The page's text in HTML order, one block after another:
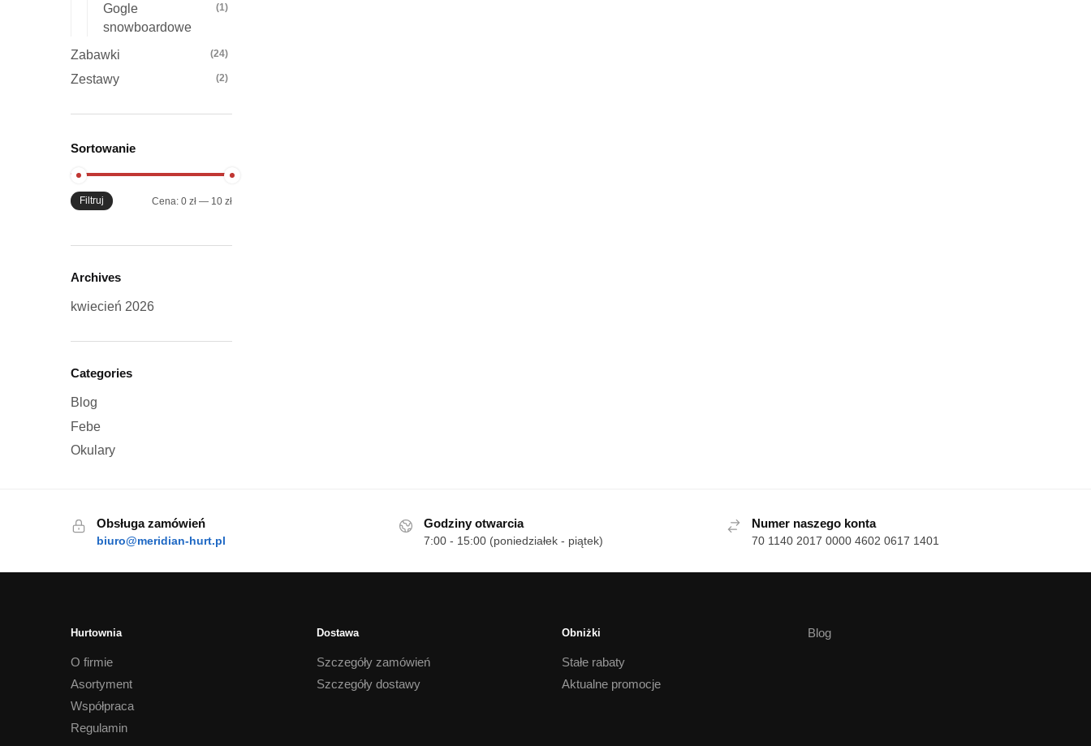
Gogle
snowboardowe
(1)
Zabawki (24)
Zestawy (2)
Sortowanie
Cena
Cena
Filtruj Cena: 0 zł— 10 zł
Archives
kwiecień 2026
Categories
Blog
Febe
Okulary
Obsługa zamówień
biuro@meridian-hurt.pl
Godziny otwarcia
7:00 - 15:00 (poniedziałek - piątek)
Numer naszego konta
70 1140 2017 0000 4602 0617 1401
Hurtownia
O firmie
Asortyment
Współpraca
Regulamin
Dostawa
Szczegóły zamówień
Szczegóły dostawy
Obniżki
Stałe rabaty
Aktualne promocje
Blog